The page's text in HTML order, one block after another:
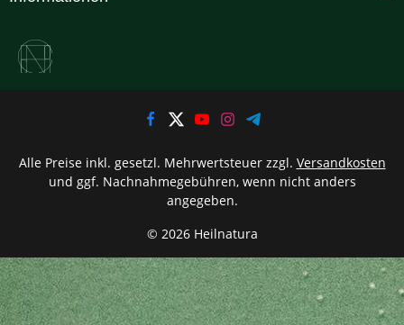
© 2026 Heilnatura
Alle Preise inkl. gesetzl. Mehrwertsteuer zzgl. Versandkosten
und ggf. Nachnahmegebühren, wenn nicht anders
angegeben.